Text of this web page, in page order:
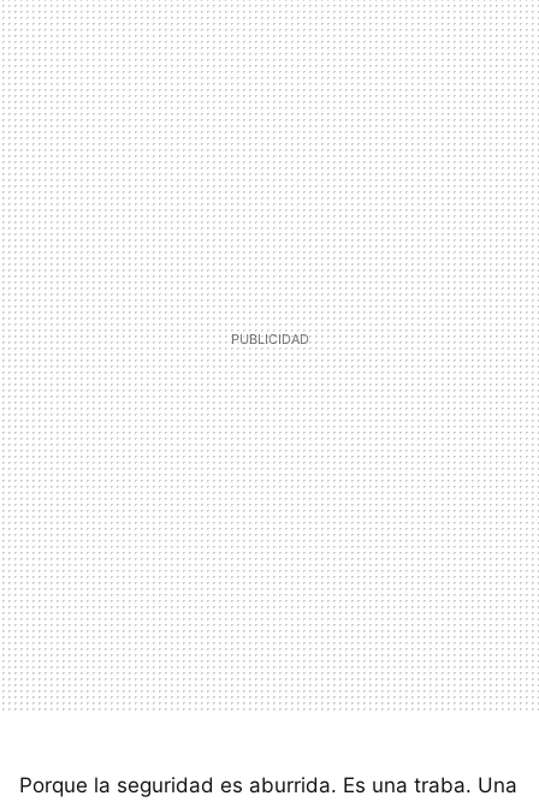
Porque la seguridad es aburrida. Es una traba. Una